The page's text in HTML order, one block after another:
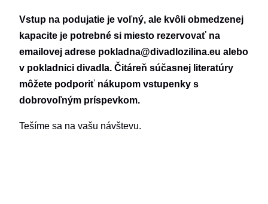
Vstup na podujatie je voľný, ale kvôli obmedzenej
kapacite je potrebné si miesto rezervovať na
emailovej adrese pokladna@divadlozilina.eu alebo
v pokladnici divadla. Čitáreň súčasnej literatúry
môžete podporiť nákupom vstupenky s
dobrovoľným príspevkom.
Tešíme sa na vašu návštevu.